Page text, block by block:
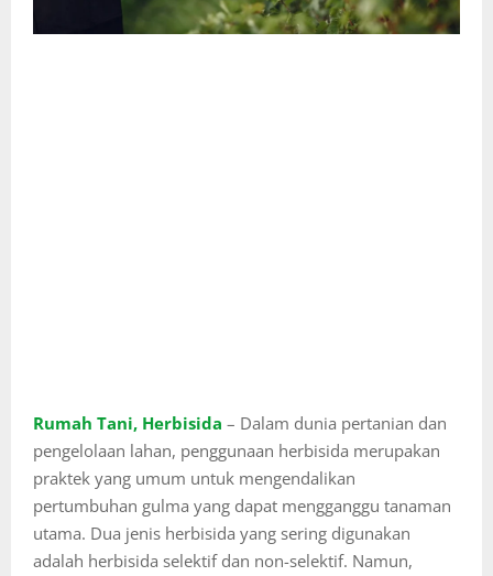
Rumah Tani, Herbisida – Dalam dunia pertanian dan
pengelolaan lahan, penggunaan herbisida merupakan
praktek yang umum untuk mengendalikan
pertumbuhan gulma yang dapat mengganggu tanaman
utama. Dua jenis herbisida yang sering digunakan
adalah herbisida selektif dan non-selektif. Namun,